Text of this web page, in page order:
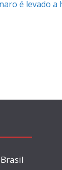
Brasil